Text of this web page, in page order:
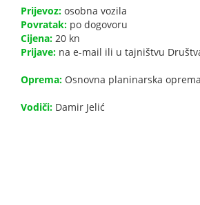
Prijevoz: osobna vozila
Povratak: po dogovoru
Cijena: 20 kn
Prijave: na e-mail ili u tajništvu
Oprema: Osnovna planinarska oprema
Vodiči: Damir Jelić